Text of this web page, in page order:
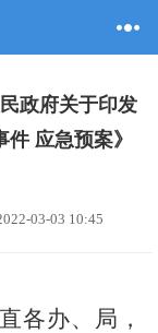
政府关于印发
应急预案》
03-03 10:45
各办、局，